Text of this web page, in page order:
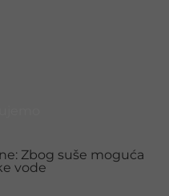
Zbog suše moguća
vode